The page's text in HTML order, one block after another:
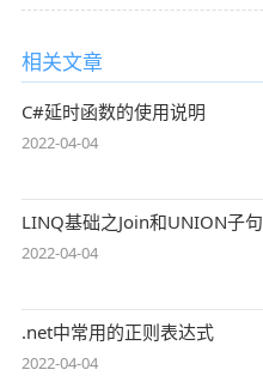
相关文章
C#延时函数的使用说明
2022-04-04
LINQ基础之Join和UNION子句
2022-04-04
.net中常用的正则表达式
2022-04-04